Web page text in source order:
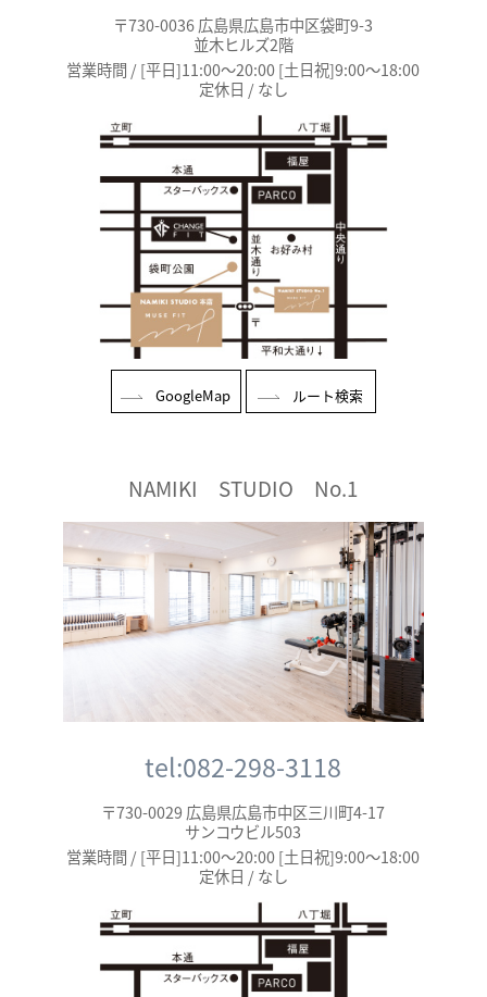
〒730-0036 広島県広島市中区袋町9-3
並木ヒルズ2階
営業時間 / [平日]11:00～20:00 [土日祝]9:00～18:00
定休日 / なし
GoogleMap ルート検索
NAMIKI STUDIO No.1
tel:082-298-3118
〒730-0029 広島県広島市中区三川町4-17
サンコウビル503
営業時間 / [平日]11:00～20:00 [土日祝]9:00～18:00
定休日 / なし